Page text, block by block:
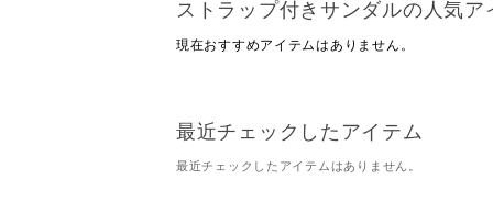
ストラップ付きサンダルの人気ア
現在おすすめアイテムはありません。
最近チェックしたアイテム
最近チェックしたアイテムはありません。